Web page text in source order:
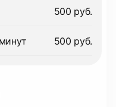
500 руб.
500 руб.